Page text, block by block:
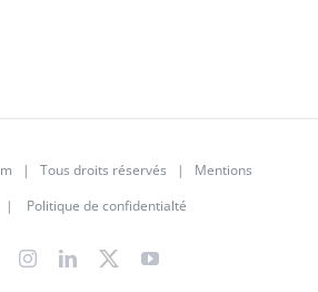
| Tous droits réservés | Mentions
| Politique de confidentialté
FacebookInstagramLinkedIn
X YouTube